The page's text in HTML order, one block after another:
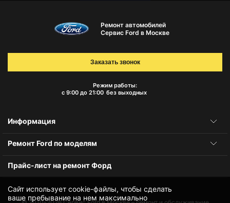
Сайт использует cookie-файлы, чтобы сделать
ваше пребывание на нем максимально
Ремонт автомобилей
Сервис Ford в Москве
Режим работы:
с 9:00 до 21:00 без выходных
Заказать звонок
Информация
Ремонт Ford по моделям
Прайс-лист на ремонт Форд